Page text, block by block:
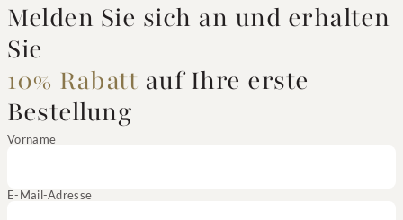
Melden Sie sich an und erhalten
Sie
10% Rabatt auf Ihre erste
Bestellung
Vorname
E-Mail-Adresse